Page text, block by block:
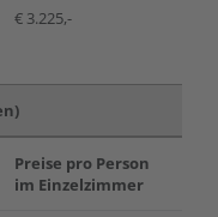
€ 3.225,-
Preise pro Person
im Einzelzimmer